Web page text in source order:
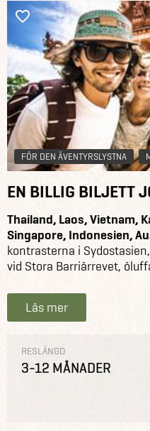
FÖR DEN ÄVENTYRSLYSTNA
EN BILLIG BILJETT
Thailand, Laos, Vietnam,
Singapore, Indonesien,
kontrasterna i
vid Stora Barriärrevet,
Läs mer
RESLÄNGD
3-12 MÅNADER